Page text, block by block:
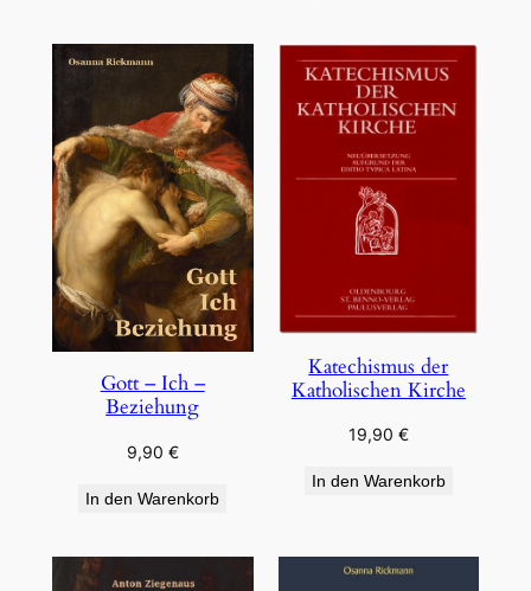
Gott – Ich –
Beziehung
9,90 €
In den Warenkorb
Katechismus der
Katholischen Kirche
19,90 €
In den Warenkorb